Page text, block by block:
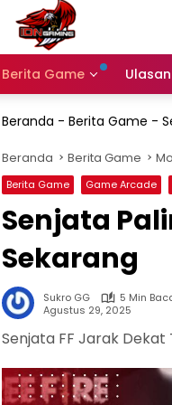
Berita Game
Beranda - Berita Game -
Beranda Berita Game
Berita Game Game Arcade
Senjata
Sekarang
Sukro GG
5 Min
Agustus 29, 2025
Senjata FF Jarak